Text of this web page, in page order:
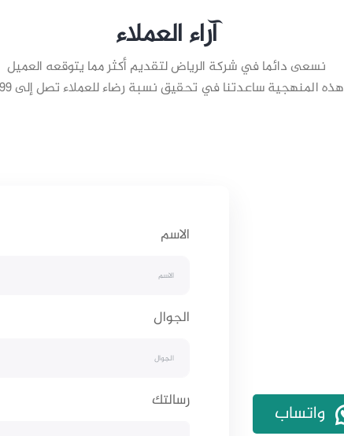
آراء العملاء
نسعى دائما في شركة الرياض لتقديم أكثر مما يتوقعه العميل
هذه المنهجية ساعدتنا في تحقيق نسبة رضاء للعملاء تصل إلى 99%
واتساب
الاسم
الجوال
رسالتك